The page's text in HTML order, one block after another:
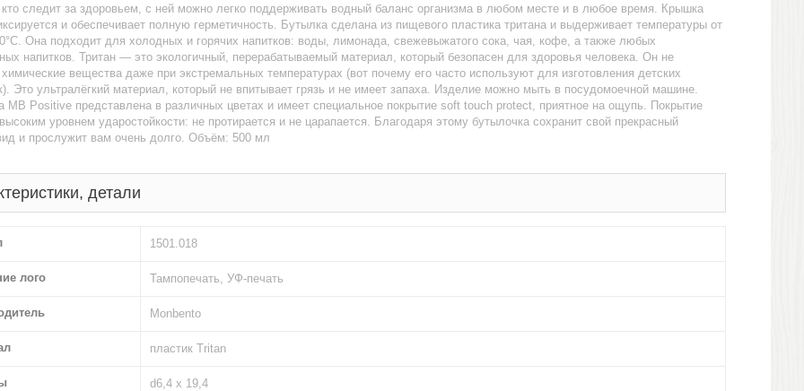
следит за здоровьем, с ней можно легко поддерживать водный баланс организма в любом месте и в любое время. Крышка
и обеспечивает полную герметичность. Бутылка сделана из пищевого пластика тритана и выдерживает температуры от
Она подходит для холодных и горячих напитков: воды, лимонада, свежевыжатого сока, чая, кофе, а также любых
напитков. Тритан — это экологичный, перерабатываемый материал, который безопасен для здоровья человека. Он не
вещества даже при экстремальных температурах (вот почему его часто используют для изготовления детских
Это ультралёгкий материал, который не впитывает грязь и не имеет запаха. Изделие можно мыть в посудомоечной машине.
MB Positive представлена в различных цветах и имеет специальное покрытие soft touch protect, приятное на ощупь. Покрытие
уровнем ударостойкости: не протирается и не царапается. Благодаря этому бутылочка сохранит свой прекрасный
и прослужит вам очень долго. Объём: 500 мл
детали
1501.018
лого Тампопечать, УФ-печать
Monbento
пластик Tritan
d6,4 х 19,4